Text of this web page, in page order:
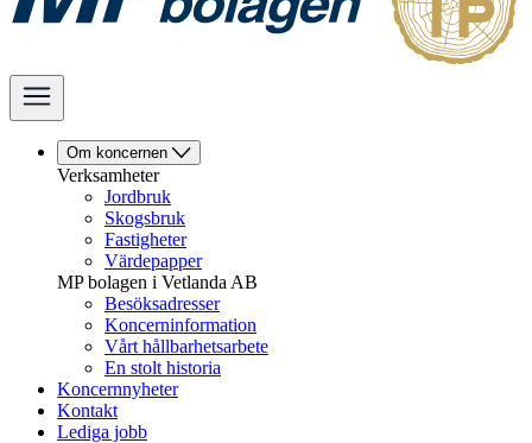
Om koncernen
Verksamheter
Jordbruk
Skogsbruk
Fastigheter
Värdepapper
MP bolagen i Vetlanda AB
Besöksadresser
Koncerninformation
Vårt hållbarhetsarbete
En stolt historia
Koncernnyheter
Kontakt
Lediga jobb